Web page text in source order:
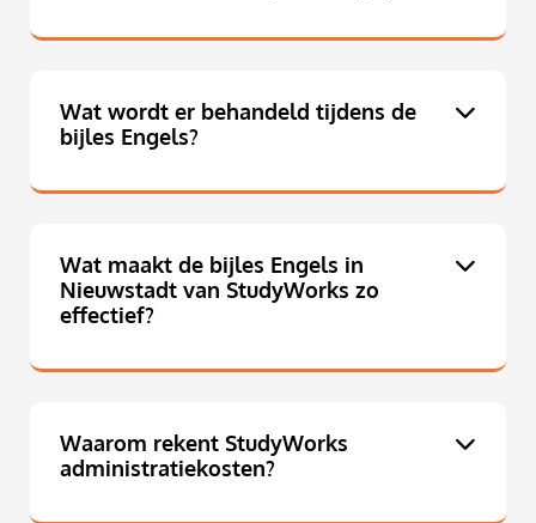
Wat wordt er behandeld tijdens de
bijles Engels?
Wat maakt de bijles Engels in
Nieuwstadt van StudyWorks zo
effectief?
Waarom rekent StudyWorks
administratiekosten?